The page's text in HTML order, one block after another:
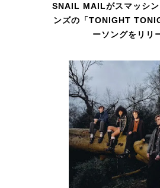
SNAIL MAILがスマッシン
ンズの「TONIGHT
ーソングをリリ